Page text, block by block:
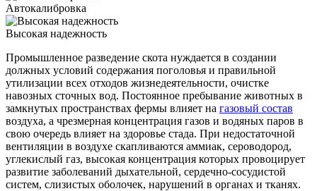
Автокалибровка
Высокая надежность
Промышленное разведение скота нуждается в создании
должных условий содержания поголовья и правильной
утилизации всех отходов жизнедеятельности, очистке
навозных сточных вод. Постоянное пребывание животных в
замкнутых пространствах фермы влияет на газовый состав
воздуха, а чрезмерная концентрация газов и водяных паров в
свою очередь влияет на здоровье стада. При недостаточной
вентиляции в воздухе скапливаются аммиак, сероводород,
углекислый газ, высокая концентрация которых провоцирует
развитие заболеваний дыхательной, сердечно-сосудистой
систем, слизистых оболочек, нарушений в органах и тканях.